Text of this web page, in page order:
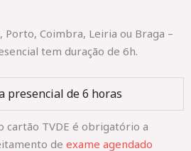
Porto, Coimbra, Leiria ou Braga –
tem duração de 6h.
presencial de 6 horas
cartão TVDE é obrigatório a
de exame agendado